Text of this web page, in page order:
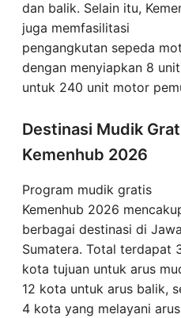
dan balik. Selain itu,
juga memfasilitasi
pengangkutan sepeda
dengan menyiapkan 8
untuk 240 unit motor
Destinasi Mudik
Kemenhub 2026
Program mudik gratis
Kemenhub 2026
berbagai destinasi di
Sumatera. Total terdapat
kota tujuan untuk arus
12 kota untuk arus balik,
4 kota yang melayani arus